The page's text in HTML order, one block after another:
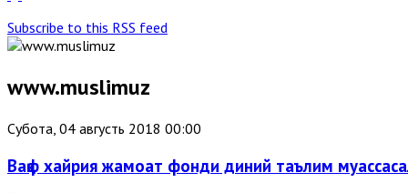
Subscribe to this RSS feed
www.muslimuz
Субота, 04 августь 2018 00:00
Вақф хайрия жамоат фонди диний таълим